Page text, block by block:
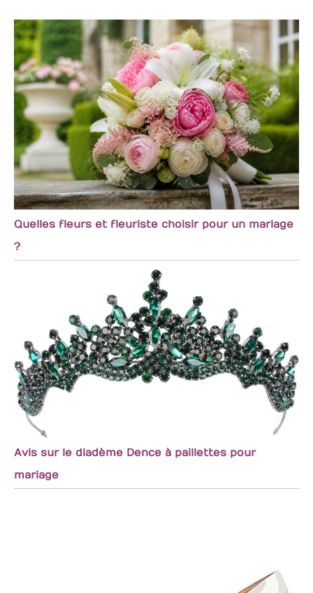
Quelles fleurs et fleuriste choisir pour un mariage
?
Avis sur le diadème Dence à paillettes pour
mariage